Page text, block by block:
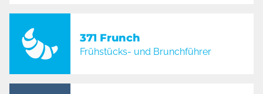
371 Frunch
Frühstücks- und Brunchführer